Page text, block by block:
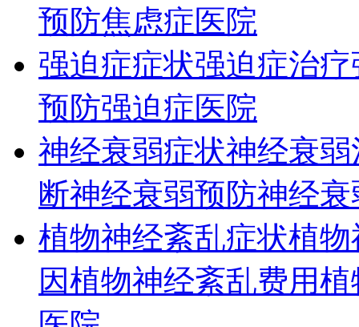
预防焦虑症医院
强迫症症状强迫症治疗
预防强迫症医院
神经衰弱症状神经衰弱
断神经衰弱预防神经
植物神经紊乱症状植物
因植物神经紊乱费用植